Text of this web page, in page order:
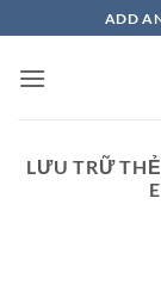
qua
nội
ADD
LƯU TRỮ